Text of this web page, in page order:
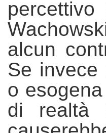
alcun
Se invece
o
di realtà